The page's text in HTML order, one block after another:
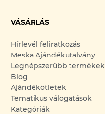
VÁSÁRLÁS
Hírlevél feliratkozás
Meska Ajándékutalvány
Legnépszerűbb termékek
Blog
Ajándékötletek
Tematikus válogatások
Kategóriák